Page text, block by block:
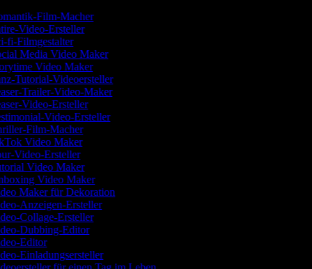
Film-Macher
Video-Ersteller
fi-Filmgestalter
Media Video Maker
Video Maker
Tutorial-Videoersteller
Trailer-Video-Maker
Video-Ersteller
Video-Ersteller
Film-Macher
Video Maker
Video-Ersteller
Video Maker
Video Maker
Maker für Dekoration
Anzeigen-Ersteller
Collage-Ersteller
Dubbing-Editor
Editor
Einladungsersteller